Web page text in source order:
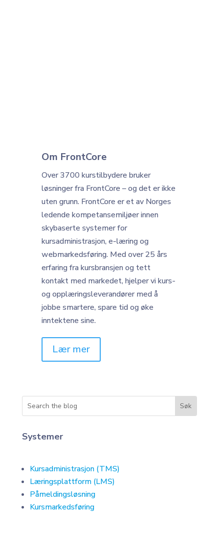
Om FrontCore
Over 3700 kurstilbydere bruker
løsninger fra FrontCore – og det er ikke
uten grunn. FrontCore er et av Norges
ledende kompetansemiljøer innen
skybaserte systemer for
kursadministrasjon, e-læring og
webmarkedsføring. Med over 25 års
erfaring fra kursbransjen og tett
kontakt med markedet, hjelper vi kurs-
og opplæringsleverandører med å
jobbe smartere, spare tid og øke
inntektene sine.
Lær mer
Systemer
Kursadministrasjon (TMS)
Læringsplattform (LMS)
Påmeldingsløsning
Kursmarkedsføring